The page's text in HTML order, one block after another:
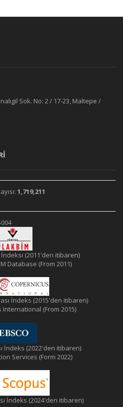
Sok. No: 2 / 17-23, Maltepe /
1,719,211
İndeksi (2011'den itibaren)
Database (From 2011)
İndeks (2015'den itibaren)
(From 2015)
İndeks (2022'den itibaren)
Services (Form 2022)
İndeks (2024'den itibaren)